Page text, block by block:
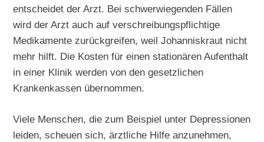
entscheidet der Arzt. Bei schwerwiegenden Fällen
wird der Arzt auch auf verschreibungspflichtige
Medikamente zurückgreifen, weil Johanniskraut nicht
mehr hilft. Die Kosten für einen stationären Aufenthalt
in einer Klinik werden von den gesetzlichen
Krankenkassen übernommen.
Viele Menschen, die zum Beispiel unter Depressionen
leiden, scheuen sich, ärztliche Hilfe anzunehmen,